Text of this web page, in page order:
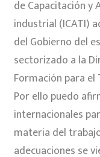
de Capacitación
industrial (ICATI)
del Gobierno del
sectorizado a la
Formación para el
Por ello puedo
internacionales
materia del
adecuaciones se